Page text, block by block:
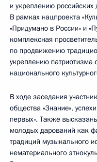
и укреплению российских
В рамках нацпроекта
«Придумано в России» и
комплексная
по продвижению
укреплению патриотизма
национального
В ходе заседания
общества «Знание»,
первых». Также
молодых дарований как
традиций музыкального
нематериального